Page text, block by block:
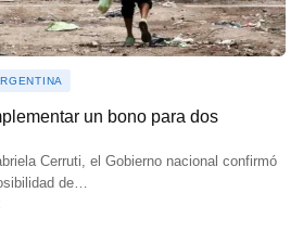
un bono para dos
Cerruti, el Gobierno nacional confirmó
de…